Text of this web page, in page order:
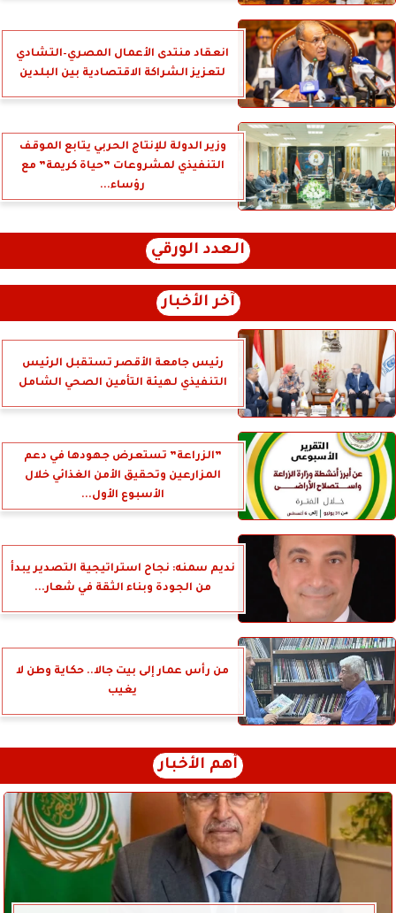
انعقاد منتدى الأعمال المصري–التشادي
لتعزيز الشراكة الاقتصادية بين البلدين
وزير الدولة للإنتاج الحربي يتابع الموقف
التنفيذي لمشروعات ”حياة كريمة” مع
رؤساء...
العدد الورقي
آخر الأخبار
رئيس جامعة الأقصر تستقبل الرئيس
التنفيذي لهيئة التأمين الصحي الشامل
”الزراعة” تستعرض جهودها في دعم
المزارعين وتحقيق الأمن الغذائي خلال
الأسبوع الأول...
نديم سمنه: نجاح استراتيجية التصدير يبدأ
من الجودة وبناء الثقة في شعار...
من رأس عمار إلى بيت جالا.. حكاية وطن لا
يغيب
أهم الأخبار